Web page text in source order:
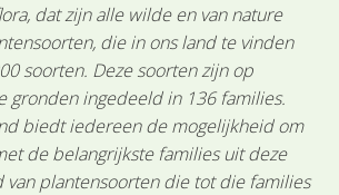
dat zijn alle wilde en van nature
die in ons land te vinden
soorten. Deze soorten zijn op
gronden ingedeeld in 136 families.
biedt iedereen de mogelijkheid om
de belangrijkste families uit deze
van plantensoorten die tot die families